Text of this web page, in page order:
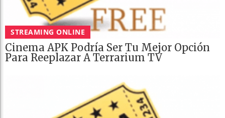
STREAMING ONLINE
Cinema APK Podría Ser Tu Mejor Opción
Para Reeplazar A Terrarium TV